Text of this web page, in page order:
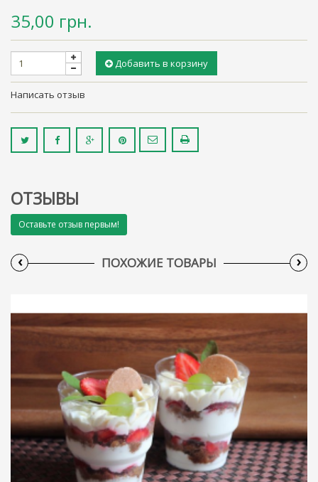
35,00 грн.
Добавить в корзину
Написать отзыв
ОТЗЫВЫ
Оставьте отзыв первым!
ПОХОЖИЕ ТОВАРЫ
‹ ›